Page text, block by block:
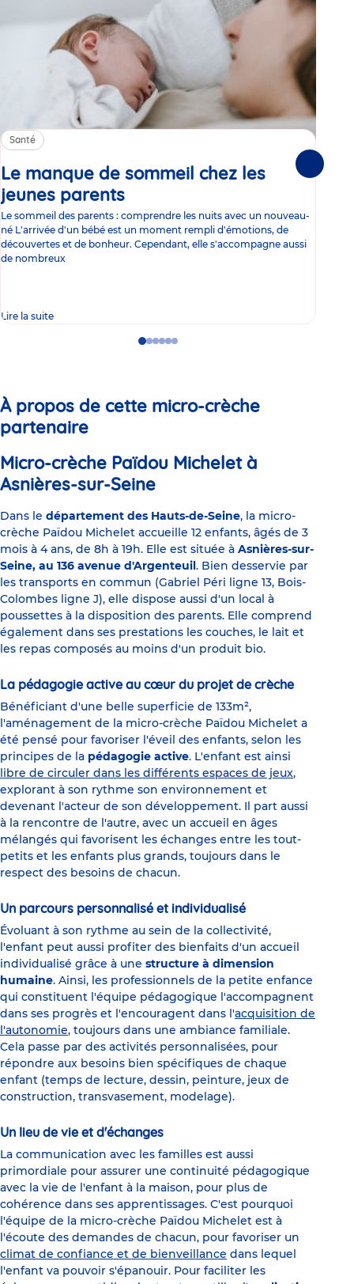
Santé
Le manque de sommeil chez les
jeunes parents
Le sommeil des parents : comprendre les nuits avec un nouveau-
né L'arrivée d'un bébé est un moment rempli d'émotions, de
découvertes et de bonheur. Cependant, elle s'accompagne aussi
de nombreux
Lire la suite
GoGoGoGo
GoGo
À propos de cette micro-crèche
partenaire
Micro-crèche Païdou Michelet à
Asnières-sur-Seine
Dans le département des Hauts-de-Seine, la micro-
crèche Païdou Michelet accueille 12 enfants, âgés de 3
mois à 4 ans, de 8h à 19h. Elle est située à Asnières-sur-
Seine, au 136 avenue d'Argenteuil . Bien desservie par
les transports en commun (Gabriel Péri ligne 13, Bois-
Colombes ligne J), elle dispose aussi d'un local à
poussettes à la disposition des parents. Elle comprend
également dans ses prestations les couches, le lait et
les repas composés au moins d'un produit bio.
La pédagogie active au cœur du projet de crèche
Bénéficiant d'une belle superficie de 133m²,
l'aménagement de la micro-crèche Païdou Michelet a
été pensé pour favoriser l'éveil des enfants, selon les
principes de la pédagogie active. L'enfant est ainsi
libre de circuler dans les différents espaces de jeux,
explorant à son rythme son environnement et
devenant l'acteur de son développement. Il part aussi
à la rencontre de l'autre, avec un accueil en âges
mélangés qui favorisent les échanges entre les tout-
petits et les enfants plus grands, toujours dans le
respect des besoins de chacun.
Un parcours personnalisé et individualisé
Évoluant à son rythme au sein de la collectivité,
l'enfant peut aussi profiter des bienfaits d'un accueil
individualisé grâce à une structure à dimension
humaine. Ainsi, les professionnels de la petite enfance
qui constituent l'équipe pédagogique l'accompagnent
dans ses progrès et l'encouragent dans l'acquisition de
l'autonomie, toujours dans une ambiance familiale.
Cela passe par des activités personnalisées, pour
répondre aux besoins bien spécifiques de chaque
enfant (temps de lecture, dessin, peinture, jeux de
construction, transvasement, modelage).
Un lieu de vie et d'échanges
La communication avec les familles est aussi
primordiale pour assurer une continuité pédagogique
avec la vie de l'enfant à la maison, pour plus de
cohérence dans ses apprentissages. C'est pourquoi
l'équipe de la micro-crèche Païdou Michelet est à
l'écoute des demandes de chacun, pour favoriser un
climat de confiance et de bienveillance dans lequel
l'enfant va pouvoir s'épanouir. Pour faciliter les